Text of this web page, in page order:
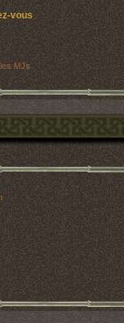
vous
MJs